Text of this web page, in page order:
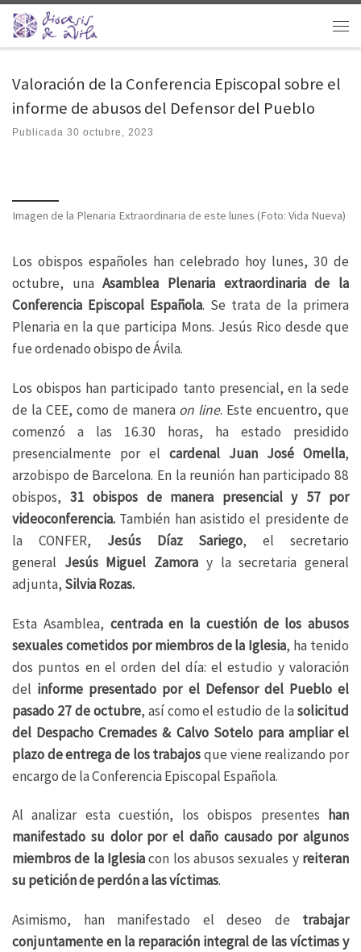
Saltar al contenido
Valoración de la Conferencia Episcopal sobre el
informe de abusos del Defensor del Pueblo
Publicada 30 octubre, 2023
Imagen de la Plenaria Extraordinaria de este lunes (Foto: Vida Nueva)
Los obispos españoles han celebrado hoy lunes, 30 de
octubre, unaAsamblea Plenaria extraordinaria de la
Conferencia Episcopal Española. Se trata de la primera
Plenaria en la que participa Mons. Jesús Rico desde que
fue ordenado obispo de Ávila.
Los obispos han participado tanto presencial, en la sede
de la CEE, como de manera on line. Este encuentro, que
comenzó a las 16.30 horas, ha estado presidido
presencialmente por el cardenal Juan José Omella,
arzobispo de Barcelona. En la reunión han participado 88
obispos, 31 obispos de manera presencial y 57 por
videoconferencia. También han asistido el presidente de
la CONFER, Jesús Díaz Sariego, el secretario
general Jesús Miguel Zamora y la secretaria general
adjunta, Silvia Rozas.
Esta Asamblea, centrada en la cuestión de los abusos
sexuales cometidos por miembros de la Iglesia, ha tenido
dos puntos en el orden del día: el estudio y valoración
del informe presentado por el Defensor del Pueblo el
pasado 27 de octubre, así como el estudio de lasolicitud
del Despacho Cremades & Calvo Sotelo para ampliar el
plazo de entrega de los trabajosque viene realizando por
encargo de la Conferencia Episcopal Española.
Al analizar esta cuestión, los obispos presentes han
manifestado su dolor por el daño causado por algunos
miembros de la Iglesiacon los abusos sexuales y reiteran
su petición de perdón a las víctimas.
Asimismo, han manifestado el deseo de trabajar
conjuntamente en la reparación integral de las víctimas y